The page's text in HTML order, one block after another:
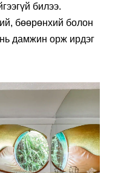
билээ.
бөөрөнхий болон
дамжин орж ирдэг